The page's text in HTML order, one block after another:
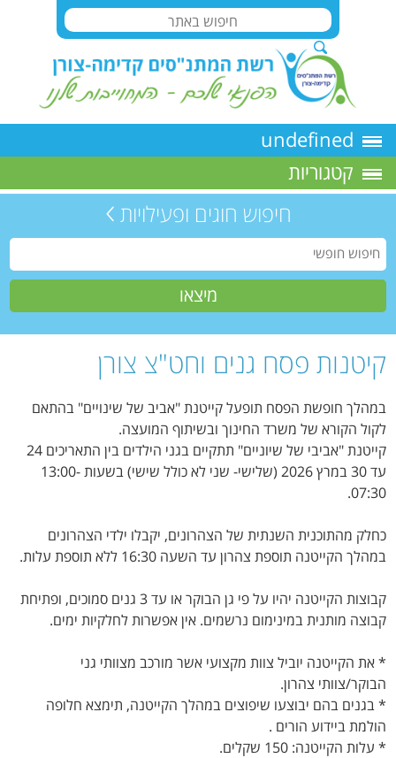
undefined
קטגוריות
חיפוש חוגים ופעילויות
קיטנות פסח גנים וחט"צ צורן
במהלך חופשת הפסח תופעל קייטנת "אביב של שינויים" בהתאם
לקול הקורא של משרד החינוך ובשיתוף המועצה.
קייטנת "אביבי של שיוניים" תתקיים בגני הילדים בין התאריכים 24
עד 30 במרץ 2026 (שלישי- שני לא כולל שישי) בשעות 13:00-
07:30.
כחלק מהתוכנית השנתית של הצהרונים, יקבלו ילדי הצהרונים
במהלך הקייטנה תוספת צהרון עד השעה 16:30 ללא תוספת עלות.
קבוצות הקייטנה יהיו על פי גן הבוקר או עד 3 גנים סמוכים, ופתיחת
קבוצה מותנית במינימום נרשמים. אין אפשרות לחלקיות ימים.
* את הקייטנה יוביל צוות מקצועי אשר מורכב מצוותי גני
הבוקר/צוותי צהרון.
* בגנים בהם יבוצעו שיפוצים במהלך הקייטנה, תימצא חלופה
הולמת ביידוע הורים .
* עלות הקייטנה: 150 שקלים.